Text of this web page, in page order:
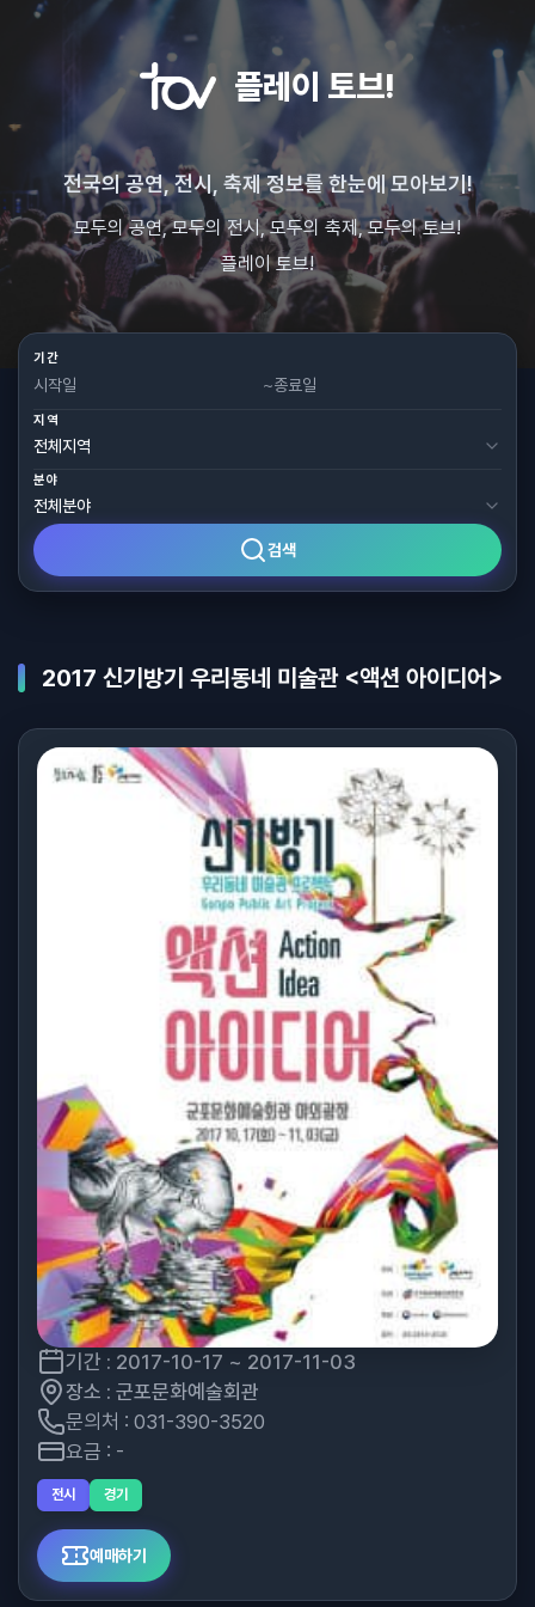
플레이 토브!
전국의 공연, 전시, 축제 정보를 한눈에 모아보기!
모두의 공연, 모두의 전시, 모두의 축제, 모두의 토브!
플레이 토브!
기간
~
지역
분야
검색
2017 신기방기 우리동네 미술관 <액션 아이디어>
기간 : 2017-10-17 ~ 2017-11-03
장소 : 군포문화예술회관
문의처 : 031-390-3520
요금 : -
전시 경기
예매하기